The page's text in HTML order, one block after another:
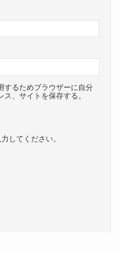
するためブラウザーに自分
、サイトを保存する。
してください。